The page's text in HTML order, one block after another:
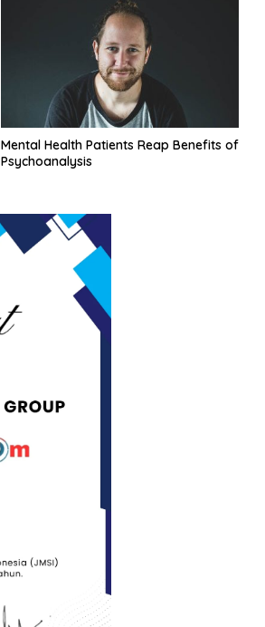
Mental Health Patients Reap Benefits of
Psychoanalysis